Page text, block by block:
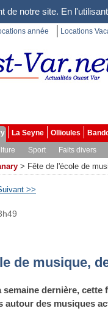
de notre site. En
année Locations
La Seyne Ollioules
Sport Faits divers
> Fête de l'école de
>>
de musique,
semaine dernière, cette
autour des musiques